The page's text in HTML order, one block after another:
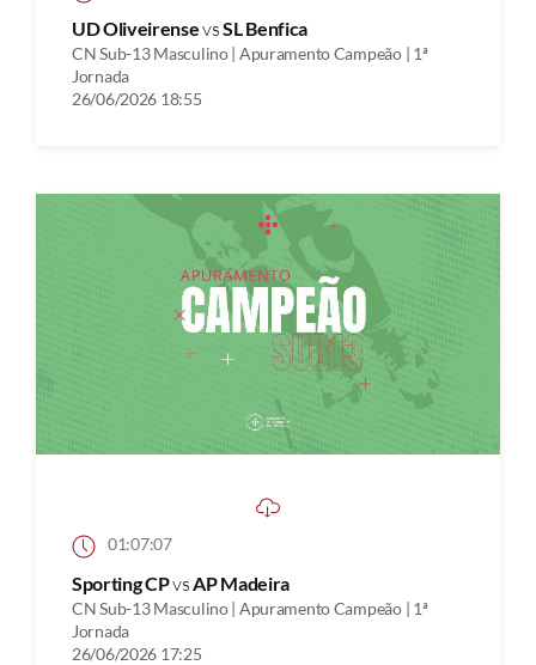
UD OliveirensevsSL Benfica
CN Sub-13 Masculino | Apuramento Campeão | 1ª
Jornada
26/06/2026 18:55
01:07:07
Sporting CPvsAP Madeira
CN Sub-13 Masculino | Apuramento Campeão | 1ª
Jornada
26/06/2026 17:25